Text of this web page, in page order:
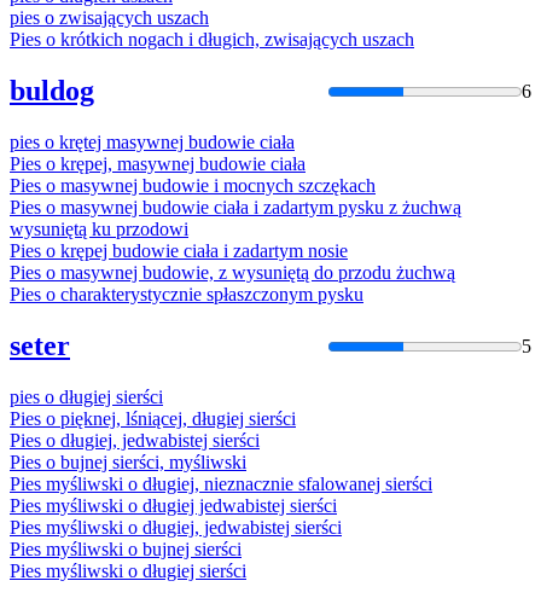
pies o zwisających uszach
Pies o krótkich nogach i długich, zwisających uszach
buldog 6
pies o krętej masywnej budowie ciała
Pies o krępej, masywnej budowie ciała
Pies o masywnej budowie i mocnych szczękach
Pies o masywnej budowie ciała i zadartym pysku z żuchwą
wysuniętą ku przodowi
Pies o krępej budowie ciała i zadartym nosie
Pies o masywnej budowie, z wysuniętą do przodu żuchwą
Pies o charakterystycznie spłaszczonym pysku
seter 5
pies o długiej sierści
Pies o pięknej, lśniącej, długiej sierści
Pies o długiej, jedwabistej sierści
Pies o bujnej sierści, myśliwski
Pies myśliwski o długiej, nieznacznie sfalowanej sierści
Pies myśliwski o długiej jedwabistej sierści
Pies myśliwski o długiej, jedwabistej sierści
Pies myśliwski o bujnej sierści
Pies myśliwski o długiej sierści